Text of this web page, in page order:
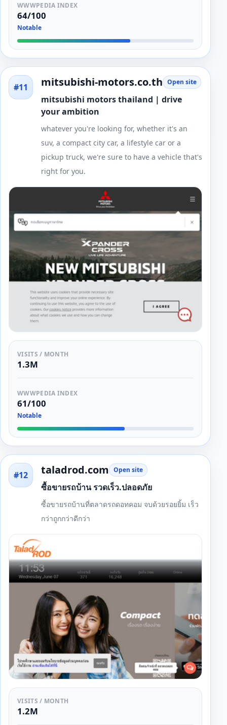
WWWPEDIA INDEX
64/100
Notable
#11 mitsubishi-motors.co.th Open site
mitsubishi motors thailand | drive
your ambition
whatever you're looking for, whether it's an
suv, a compact city car, a lifestyle car or a
pickup truck, we're sure to have a vehicle that's
right for you.
VISITS / MONTH
1.3M
WWWPEDIA INDEX
61/100
Notable
#12 taladrod.com Open site
ซื้อขายรถบ้าน รวดเร็ว.ปลอดภัย
ซื้อขายรถบ้านที่ตลาดรถดอทคอม จบด้วยรอยยิ้ม เร็ว
กว่าถูกกว่าดีกว่า
VISITS / MONTH
1.2M